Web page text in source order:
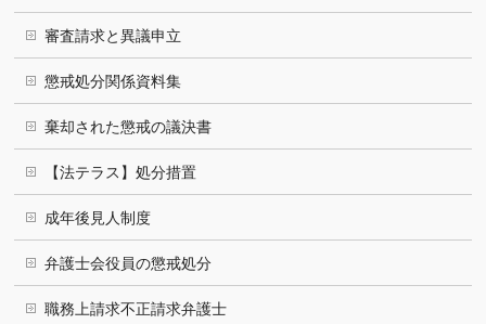
審査請求と異議申立
懲戒処分関係資料集
棄却された懲戒の議決書
【法テラス】処分措置
成年後見人制度
弁護士会役員の懲戒処分
職務上請求不正請求弁護士